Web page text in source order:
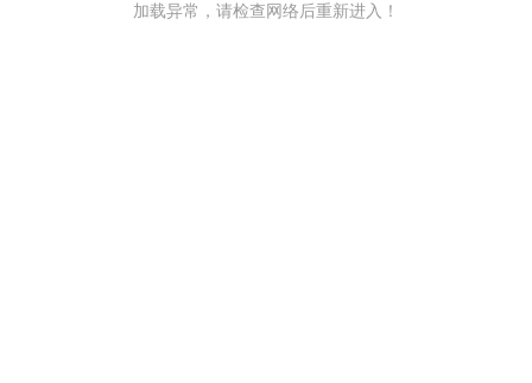
加载异常，请检查网络后重新进入！